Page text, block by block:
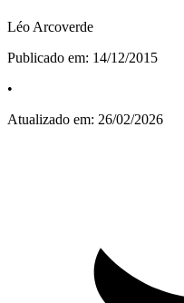
Léo Arcoverde
Publicado em: 14/12/2015
•
Atualizado em: 26/02/2026